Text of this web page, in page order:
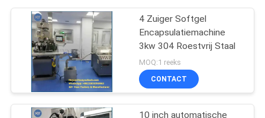
4 Zuiger Softgel
Encapsulatiemachine
3kw 304 Roestvrij Staal
MOQ:1 reeks
CONTACT
10 inch automatische